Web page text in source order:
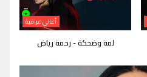
أغاني عراقية
لمة وضحكة - رحمة رياض